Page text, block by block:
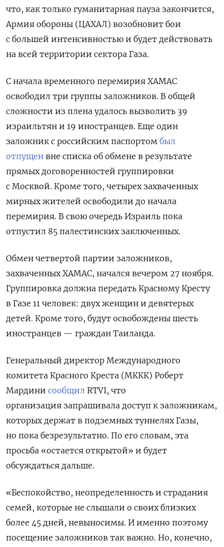
что, как только гуманитарная пауза закончится,
Армия обороны (ЦАХАЛ) возобновит бои
с большей интенсивностью и будет действовать
на всей территории сектора Газа.
С начала временного перемирия ХАМАС
освободил три группы заложников. В общей
сложности из плена удалось вызволить 39
израильтян и 19 иностранцев. Еще один
заложник с российским паспортом был
отпущен вне списка об обмене в результате
прямых договоренностей группировки
с Москвой. Кроме того, четырех захваченных
мирных жителей освободили до начала
перемирия. В свою очередь Израиль пока
отпустил 85 палестинских заключенных.
Обмен четвертой партии заложников,
захваченных ХАМАС, начался вечером 27 ноября.
Группировка должна передать Красному Кресту
в Газе 11 человек: двух женщин и девятерых
детей. Кроме того, будут освобождены шесть
иностранцев — граждан Таиланда.
Генеральный директор Международного
комитета Красного Креста (МККК) Роберт
Мардини сообщил RTVI, что
организация запрашивала доступ к заложникам,
которых держат в подземных туннелях Газы,
но пока безрезультатно. По его словам, эта
просьба «остается открытой» и будет
обсуждаться дальше.
«Беспокойство, неопределенность и страдания
семей, которые не слышали о своих близких
более 45 дней, невыносимы. И именно поэтому
посещение заложников так важно. Но, конечно,